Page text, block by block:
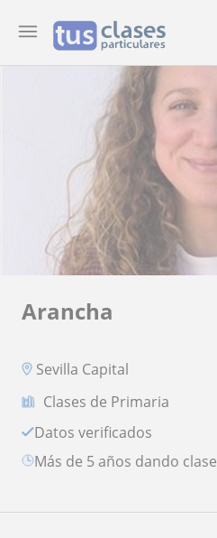
Arancha
Sevilla Capital
Clases de Primaria
Datos verificados
más de 5 años dando clase